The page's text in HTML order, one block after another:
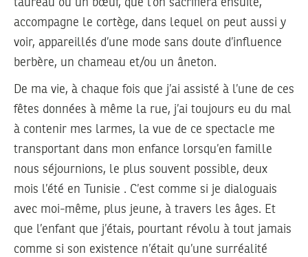
taureau ou un bœuf, que l’on sacrifiera ensuite,
accompagne le cortège, dans lequel on peut aussi y
voir, appareillés d’une mode sans doute d’influence
berbère, un chameau et/ou un âneton.
De ma vie, à chaque fois que j’ai assisté à l’une de ces
fêtes données à même la rue, j’ai toujours eu du mal
à contenir mes larmes, la vue de ce spectacle me
transportant dans mon enfance lorsqu’en famille
nous séjournions, le plus souvent possible, deux
mois l’été en Tunisie . C’est comme si je dialoguais
avec moi-même, plus jeune, à travers les âges. Et
que l’enfant que j’étais, pourtant révolu à tout jamais
comme si son existence n’était qu’une surréalité